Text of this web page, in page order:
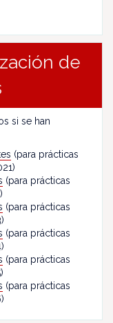
de
si se han
(para prácticas
(para prácticas
(para prácticas
(para prácticas
(para prácticas
(para prácticas